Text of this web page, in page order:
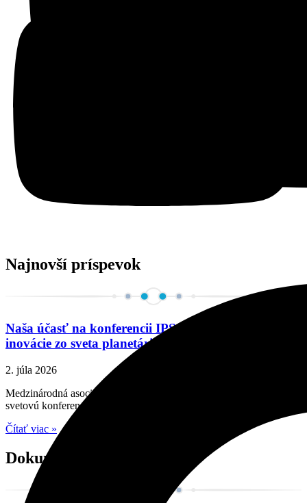
Najnovší príspevok
Naša účasť na konferencii IPS 2026: Trendy a
inovácie zo sveta planetárií
2. júla 2026
Medzinárodná asociácia planetárií (IPS) organizuje každý druhý rok
svetovú konferenciu
Čítať viac »
Dokumenty